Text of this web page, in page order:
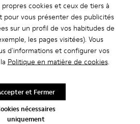
cookies et ceux de tiers à
pour vous présenter des publicités
sur un profil de vos habitudes de
les pages visitées). Vous
d'informations et configurer vos
Politique en matière de cookies.
nécessaires
uniquement
et Fermer
Mocassins
Clogs
Chaussures casual
Chaussures habillées
À talon